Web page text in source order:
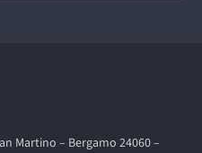
Martino – Bergamo 24060 –